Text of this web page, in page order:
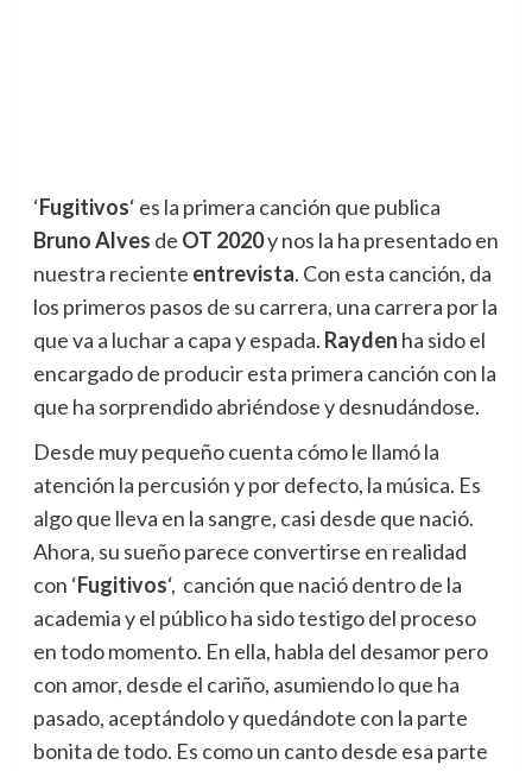
‘Fugitivos‘ es la primera canción que publica
Bruno Alves de OT 2020y nos la ha presentado en
nuestra reciente entrevista. Con esta canción, da
los primeros pasos de su carrera, una carrera por la
que va a luchar a capa y espada. Rayden ha sido el
encargado de producir esta primera canción con la
que ha sorprendido abriéndose y desnudándose.
Desde muy pequeño cuenta cómo le llamó la
atención la percusión y por defecto, la música. Es
algo que lleva en la sangre, casi desde que nació.
Ahora, su sueño parece convertirse en realidad
con ‘Fugitivos‘, canción que nació dentro de la
academia y el público ha sido testigo del proceso
en todo momento. En ella, habla del desamor pero
con amor, desde el cariño, asumiendo lo que ha
pasado, aceptándolo y quedándote con la parte
bonita de todo. Es como un canto desde esa parte